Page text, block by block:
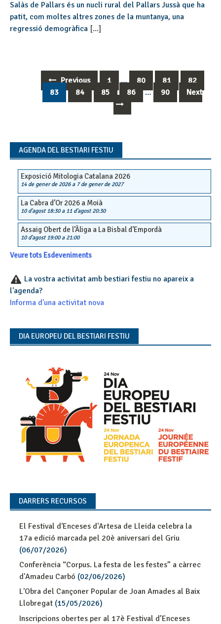
Salàs de Pallars és un nucli rural del Pallars Jussà que ha
patit, com moltes altres zones de la muntanya, una
regressió demogràfica [...]
navigation
Previous 1 … 80 81
82
83
84 85 86 … 90 Next
AGENDA DEL BESTIARI FESTIU
Exposició Mitologia Catalana 2026
14 de gener de 2026a 7 de gener de 2027
La Cabra d’Or 2026 a Moià
10 d'agost 18:30a 11 d'agost 20:30
Assaig Obert de l’Àliga a La Bisbal d’Empordà
10 d'agost 19:00a 21:00
Veure tots Esdeveniments
La vostra activitat amb bestiari festiu no apareix a
l'agenda?
Informa d'una activitat nova
DIA EUROPEU DEL BESTIARI FESTIU
DARRERS RECURSOS
El Festival d'Enceses d'Artesa de Lleida celebra la
17a edició marcada pel 20è aniversari del Griu
(06/07/2026)
Conferència “Corpus. La festa de les festes” a càrrec
d'Amadeu Carbó (02/06/2026)
L'Obra del Cançoner Popular de Joan Amades al Baix
Llobregat (15/05/2026)
Inscripcions obertes per al 17è Festival d’Enceses